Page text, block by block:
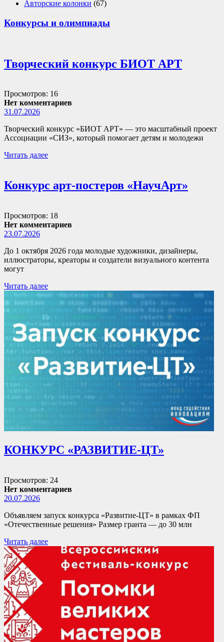
Авторские колонки (67)
Конкурсы и олимпиады
Творческий конкурс БИОТ АРТ
Просмотров: 16
Нет комментариев
31.07.2026
Творческий конкурс «БИОТ АРТ» — это масштабный проект
Ассоциации «СИЗ», который помогает детям и молодежи
Читать далее
Конкурс арт-постеров «НаучАрт»
Просмотров: 18
Нет комментариев
23.07.2026
До 1 октября 2026 года молодые художники, дизайнеры,
иллюстраторы, креаторы и создатели визуального контента
могут
Читать далее
КОНКУРС «РАЗВИТИЕ-ЦТ»
Просмотров: 24
Нет комментариев
20.07.2026
Объявляем запуск конкурса «Развитие-ЦТ» в рамках ФП
«Отечественные решения» Размер гранта — до 30 млн
Читать далее